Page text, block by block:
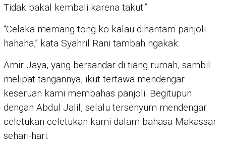
Tidak bakal kembali karena takut.”
“Celaka memang tong ko kalau dihantam panjoli
hahaha,” kata Syahril Rani tambah ngakak.
Amir Jaya, yang bersandar di tiang rumah, sambil
melipat tangannya, ikut tertawa mendengar
keseruan kami membahas panjoli. Begitupun
dengan Abdul Jalil, selalu tersenyum mendengar
celetukan-celetukan kami dalam bahasa Makassar
sehari-hari.